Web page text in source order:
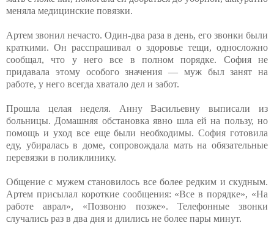
меняла медицинские повязки.
Артем звонил нечасто. Один-два раза в день, его звонки были
краткими. Он расспрашивал о здоровье тещи, односложно
сообщал, что у него все в полном порядке. София не
придавала этому особого значения — муж был занят на
работе, у него всегда хватало дел и забот.
Прошла целая неделя. Анну Васильевну выписали из
больницы. Домашняя обстановка явно шла ей на пользу, но
помощь и уход все еще были необходимы. София готовила
еду, убиралась в доме, сопровождала мать на обязательные
перевязки в поликлинику.
Общение с мужем становилось все более редким и скудным.
Артем присылал короткие сообщения: «Все в порядке», «На
работе аврал», «Позвоню позже». Телефонные звонки
случались раз в два дня и длились не более пары минут.